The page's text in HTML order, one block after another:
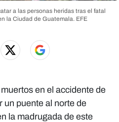
a las personas heridas tras el fatal
la Ciudad de Guatemala. EFE
en el accidente de
un puente al norte de
la madrugada de este